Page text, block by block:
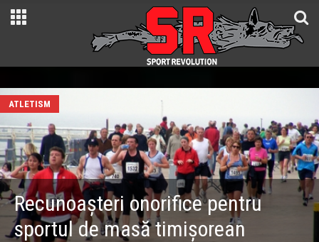
ATLETISM
Recunoașteri onorifice pentru
sportul de masă timișorean